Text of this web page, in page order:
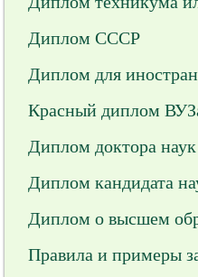
Диплом СССР
Диплом для
Красный диплом
Диплом доктора наук
Диплом кандидата
Диплом о высшем
Правила и примеры